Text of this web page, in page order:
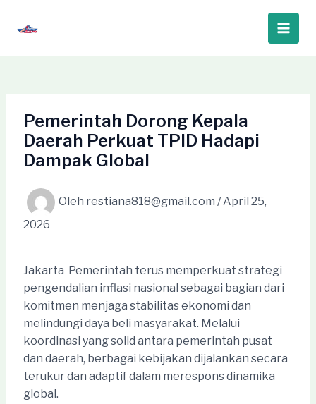
Main
Pemerintah Dorong Kepala
Daerah Perkuat TPID Hadapi
Dampak Global
Oleh restiana818@gmail.com /April 25,
2026
Jakarta  Pemerintah terus memperkuat strategi
pengendalian inflasi nasional sebagai bagian dari
komitmen menjaga stabilitas ekonomi dan
melindungi daya beli masyarakat. Melalui
koordinasi yang solid antara pemerintah pusat
dan daerah, berbagai kebijakan dijalankan secara
terukur dan adaptif dalam merespons dinamika
global.